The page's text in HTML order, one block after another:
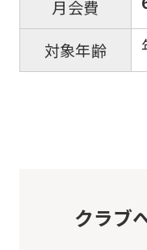
月会費
対象年齢
クラブ